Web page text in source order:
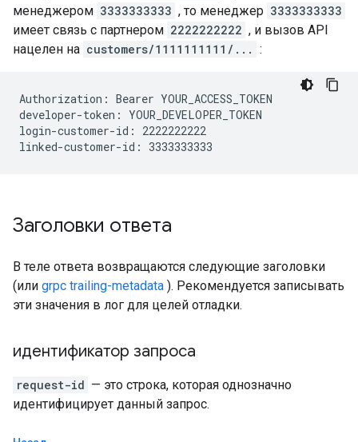
менеджером 3333333333 , то менеджер 3333333333
имеет связь с партнером 2222222222 , и вызов API
нацелен на customers/1111111111/... :
Authorization: Bearer YOUR_ACCESS_TOKEN
developer-token: YOUR_DEVELOPER_TOKEN
login-customer-id: 2222222222
Заголовки ответа
В теле ответа возвращаются следующие заголовки
(или grpc trailing-metadata ). Рекомендуется записывать
эти значения в лог для целей отладки.
идентификатор запроса
request-id — это строка, которая однозначно
идентифицирует данный запрос.